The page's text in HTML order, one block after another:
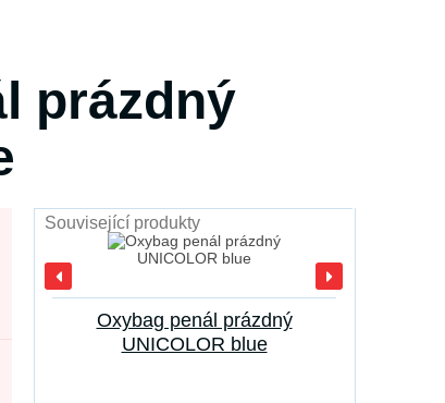
prázdný
Související produkty
Oxybag penál prázdný
UNICOLOR blue